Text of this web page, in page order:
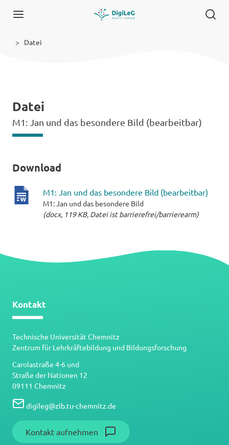
Datei
Datei
M1: Jan und das besondere Bild (bearbeitbar)
Download
M1: Jan und das besondere Bild (bearbeitbar)
M1: Jan und das besondere Bild
(docx, 119 KB, Datei ist barrierefrei/barrierearm)
Kontakt
Technische Universität Chemnitz
Zentrum für Lehrkräftebildung und Bildungsforschung
Carolastraße 4-6 und
Straße der Nationen 12
09111 Chemnitz
digileg@zlb.tu-chemnitz.de
Kontakt aufnehmen